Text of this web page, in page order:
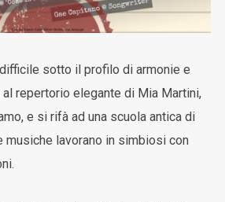
sotto il profilo di armonie e
al repertorio elegante di Mia Martini,
e si rifà ad una scuola antica di
musiche lavorano in simbiosi con